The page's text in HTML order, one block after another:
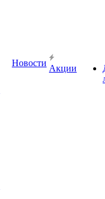
Новости
Акции